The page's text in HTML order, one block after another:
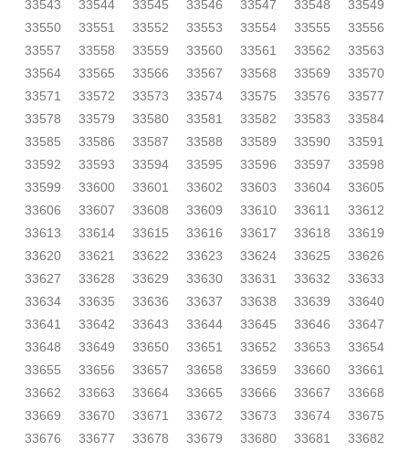
33543
33544 33545 33546 33547 33548
33549
33550
33551 33552 33553 33554 33555
33556
33557
33558 33559 33560 33561 33562
33563
33564
33565 33566 33567 33568 33569
33570
33571
33572 33573 33574 33575 33576
33577
33578
33579 33580 33581 33582 33583
33584
33585
33586 33587 33588 33589 33590
33591
33592
33593 33594 33595 33596 33597
33598
33599
33600 33601 33602 33603 33604
33605
33606
33607 33608 33609 33610 33611
33612
33613
33614 33615 33616 33617 33618
33619
33620
33621 33622 33623 33624 33625
33626
33627
33628 33629 33630 33631 33632
33633
33634
33635 33636 33637 33638 33639
33640
33641
33642 33643 33644 33645 33646
33647
33648
33649 33650 33651 33652 33653
33654
33655
33656 33657 33658 33659 33660
33661
33662
33663 33664 33665 33666 33667
33668
33669
33670 33671 33672 33673 33674
33675
33676
33677 33678 33679 33680 33681 33682